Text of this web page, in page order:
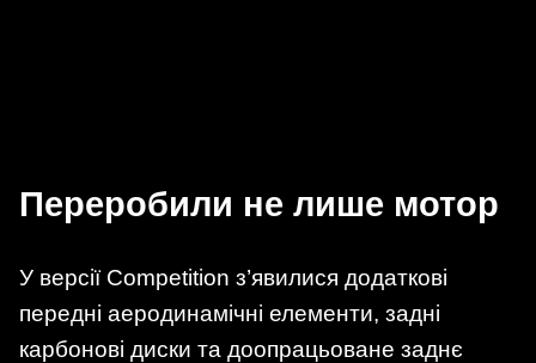
Переробили не лише мотор
У версії Competition з’явилися додаткові
передні аеродинамічні елементи, задні
карбонові диски та доопрацьоване заднє